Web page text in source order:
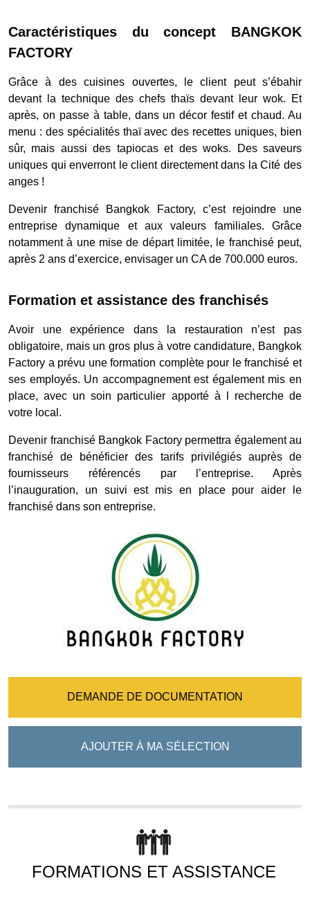
Caractéristiques du concept BANGKOK
FACTORY
Grâce à des cuisines ouvertes, le client peut s’ébahir
devant la technique des chefs thaïs devant leur wok. Et
après, on passe à table, dans un décor festif et chaud. Au
menu : des spécialités thaï avec des recettes uniques, bien
sûr, mais aussi des tapiocas et des woks. Des saveurs
uniques qui enverront le client directement dans la Cité des
anges !
Devenir franchisé Bangkok Factory, c’est rejoindre une
entreprise dynamique et aux valeurs familiales. Grâce
notamment à une mise de départ limitée, le franchisé peut,
après 2 ans d’exercice, envisager un CA de 700.000 euros.
Formation et assistance des franchisés
Avoir une expérience dans la restauration n’est pas
obligatoire, mais un gros plus à votre candidature, Bangkok
Factory a prévu une formation complète pour le franchisé et
ses employés. Un accompagnement est également mis en
place, avec un soin particulier apporté à l recherche de
votre local.
Devenir franchisé Bangkok Factory permettra également au
franchisé de bénéficier des tarifs privilégiés auprès de
fournisseurs référencés par l’entreprise. Après
l’inauguration, un suivi est mis en place pour aider le
franchisé dans son entreprise.
DEMANDE DE DOCUMENTATION
AJOUTER À MA SÉLECTION
FORMATIONS ET ASSISTANCE